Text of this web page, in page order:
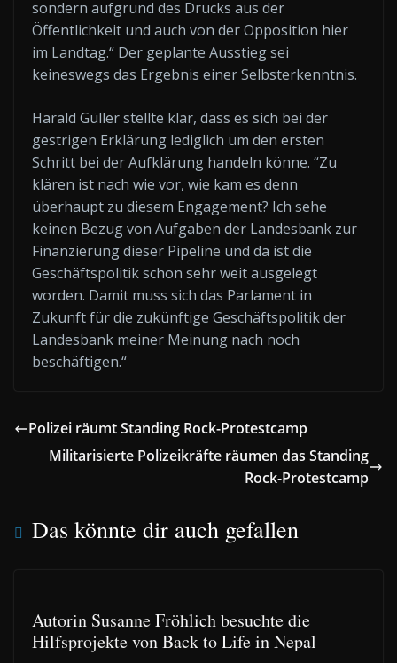
sondern aufgrund des Drucks aus der
Öffentlichkeit und auch von der Opposition hier
im Landtag.“ Der geplante Ausstieg sei
keineswegs das Ergebnis einer Selbsterkenntnis.
Harald Güller stellte klar, dass es sich bei der
gestrigen Erklärung lediglich um den ersten
Schritt bei der Aufklärung handeln könne. “Zu
klären ist nach wie vor, wie kam es denn
überhaupt zu diesem Engagement? Ich sehe
keinen Bezug von Aufgaben der Landesbank zur
Finanzierung dieser Pipeline und da ist die
Geschäftspolitik schon sehr weit ausgelegt
worden. Damit muss sich das Parlament in
Zukunft für die zukünftige Geschäftspolitik der
Landesbank meiner Meinung nach noch
beschäftigen.“
Polizei räumt Standing Rock-Protestcamp
Militarisierte Polizeikräfte räumen das Standing
Rock-Protestcamp
Das könnte dir auch gefallen
Autorin Susanne Fröhlich besuchte die
Hilfsprojekte von Back to Life in Nepal